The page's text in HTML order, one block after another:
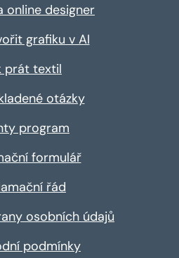
online designer
grafiku v AI
prát textil
otázky
program
formulář
řád
osobních údajů
podmínky